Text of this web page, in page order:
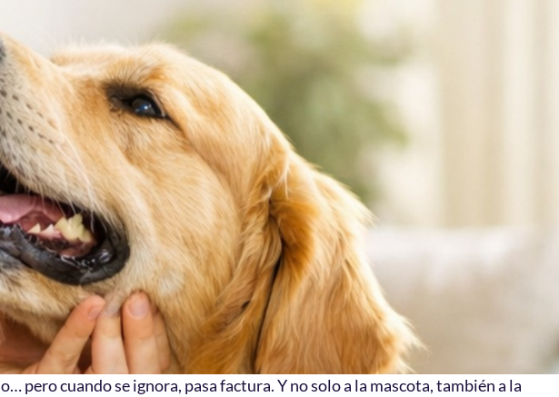
pero cuando se ignora, pasa factura. Y no solo a la mascota, también a la